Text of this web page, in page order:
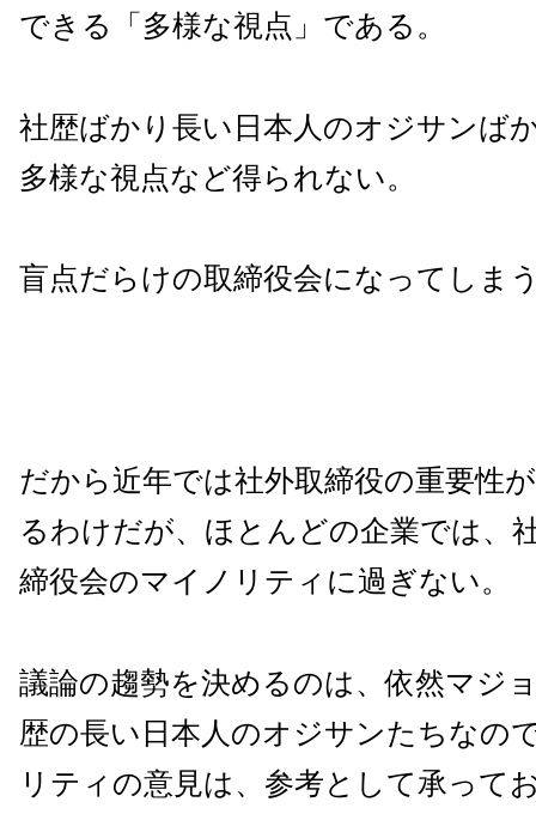
できる「多様な視点」である。
社歴ばかり長い日本人のオジサンば
多様な視点など得られない。
盲点だらけの取締役会になってしま
だから近年では社外取締役の重要性
るわけだが、ほとんどの企業では、
締役会のマイノリティに過ぎない。
議論の趨勢を決めるのは、依然マジ
歴の長い日本人のオジサンたちなの
リティの意見は、参考として承って